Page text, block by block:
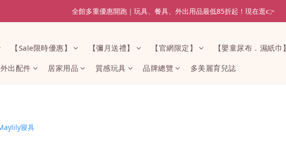
全館多重優惠開跑｜玩具、餐具、外出用品最低85折起！現在逛👉
【Sale限時優惠】 【彌月送禮】 【官網限定】 【嬰童尿布．濕紙巾】
外出配件 居家用品 質感玩具 品牌總覽 多美麗育兒誌